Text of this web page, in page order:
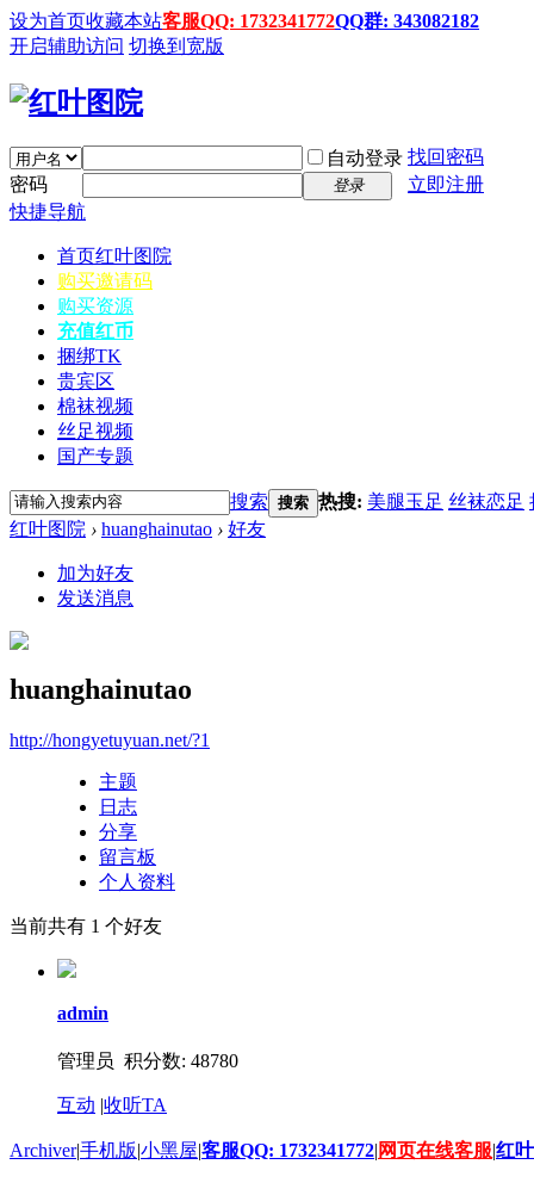
设为首页收藏本站客服QQ: 1732341772QQ群: 343082182
开启辅助访问 切换到宽版
自动登录 找回密码
密码
登录
立即注册
快捷导航
首页红叶图院
购买邀请码
购买资源
充值红币
捆绑TK
贵宾区
棉袜视频
丝足视频
国产专题
搜索 搜索 热搜: 美腿玉足 丝袜恋足
红叶图院 › huanghainutao › 好友
加为好友
发送消息
huanghainutao
http://hongyetuyuan.net/?1
主题
日志
分享
留言板
个人资料
当前共有 1 个好友
admin
管理员 积分数: 48780
互动 |收听TA
Archiver|手机版|小黑屋|客服QQ: 1732341772| 网页在线客服|红